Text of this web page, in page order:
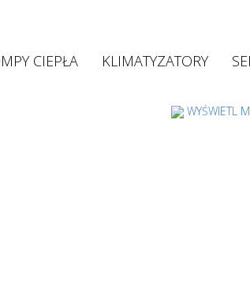
CIEPŁA KLIMATYZATORY
WYŚWIETL